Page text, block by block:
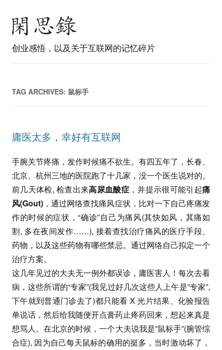
创业感悟，以及关于互联网的记忆碎片
TAG ARCHIVES: 鼠标手
庸医太多，幸好有互联网
手腕关节疼痛，发作时候痛不欲生。有四五年了，长春、
北京、杭州三地的医院跑了十几家，没一个医生说对的。
前几天体检, 检查出来高尿血酸症 ，并提示很可能引起痛
风(Gout) ，通过网络查找痛风症状，比对一下自己疼痛发
作的时候的症状，“确诊”自己为痛风(其快如风，其痛如
割, 多在夜间发作……), 接着查找治疗痛风的医疗手段、
药物，以及这些药物有哪些禁忌。通过网络自己拟定一个
治疗方案。
这几年见过的大夫无一例外都误诊，庸医害人！每次去看
病，这些所谓的“专家”(我见过好几次这些人上午是”专家”,
下午就到普通门诊去了)都只能看 X 光片结果、化验报告
单说话，然后给我随便开点膏药止疼药回来，想起来真是
想骂人。在北京的时候，一个大夫说我是”鼠标手”(腕管综
合症), 因为自己每天鼠标的确用的挺多，当时激动坏了，